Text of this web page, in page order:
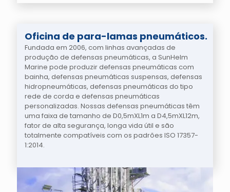
Oficina de para-lamas pneumáticos.
Fundada em 2006, com linhas avançadas de
produção de defensas pneumáticas, a SunHelm
Marine pode produzir defensas pneumáticas com
bainha, defensas pneumáticas suspensas, defensas
hidropneumáticas, defensas pneumáticas do tipo
rede de corda e defensas pneumáticas
personalizadas. Nossas defensas pneumáticas têm
uma faixa de tamanho de D0,5mXL1m a D4,5mXL12m,
fator de alta segurança, longa vida útil e são
totalmente compatíveis com os padrões ISO 17357-
1:2014.